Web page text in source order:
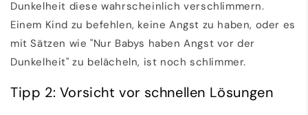
Dunkelheit diese wahrscheinlich verschlimmern.
Einem Kind zu befehlen, keine Angst zu haben, oder es
mit Sätzen wie "Nur Babys haben Angst vor der
Dunkelheit" zu belächeln, ist noch schlimmer.
Tipp 2: Vorsicht vor schnellen Lösungen